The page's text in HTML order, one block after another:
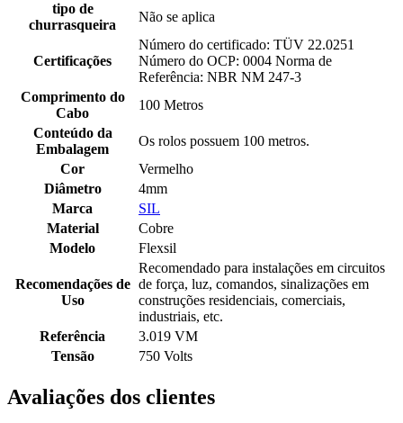
tipo de
churrasqueira
Não se aplica
Certificações
Número do certificado: TÜV 22.0251
Número do OCP: 0004 Norma de
Referência: NBR NM 247-3
Comprimento do
Cabo
100 Metros
Conteúdo da
Embalagem
Os rolos possuem 100 metros.
Cor
Vermelho
Diâmetro
4mm
Marca
SIL
Material
Cobre
Modelo
Flexsil
Recomendações de
Uso
Recomendado para instalações em circuitos
de força, luz, comandos, sinalizações em
construções residenciais, comerciais,
industriais, etc.
Referência
3.019 VM
Tensão
750 Volts
Avaliações dos clientes